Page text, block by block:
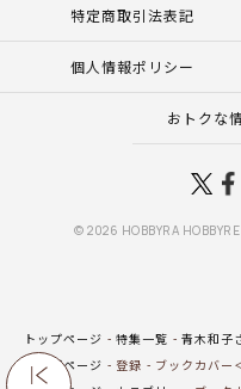
特定商取引法表記
個人情報ポリシー
おトクな
© 2026 HOBBYRA
トップページ 特集一覧 青木和子
トップページ
登録
ブックカバー